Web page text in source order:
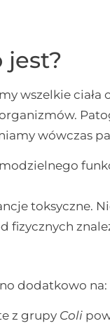
jest?
wszelkie
wówczas
toksyczne.
fizycznych
dodatkowo na:
z grupy Coli